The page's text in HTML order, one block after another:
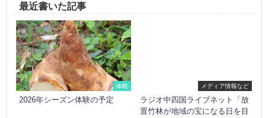
最近書いた記事
体験
2026年シーズン体験の予定
メディア情報など
ラジオ中四国ライブネット「放
置竹林が地域の宝になる日を目